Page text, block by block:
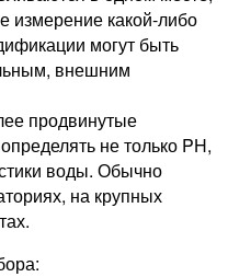
измерение какой-либо
могут быть
внешним
продвинутые
не только PH,
воды. Обычно
на крупных